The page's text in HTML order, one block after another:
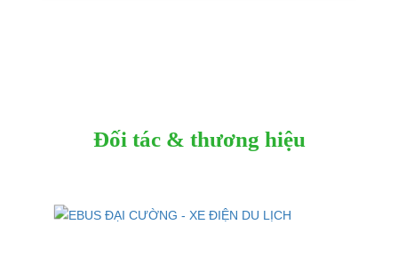
Đối tác & thương hiệu